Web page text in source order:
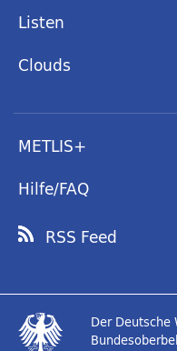
Listen
Clouds
METLIS+
Hilfe/FAQ
RSS Feed
Der